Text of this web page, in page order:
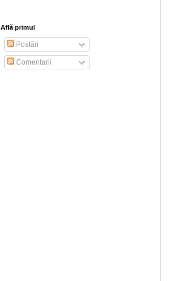
Află primul
Postări
Comentarii